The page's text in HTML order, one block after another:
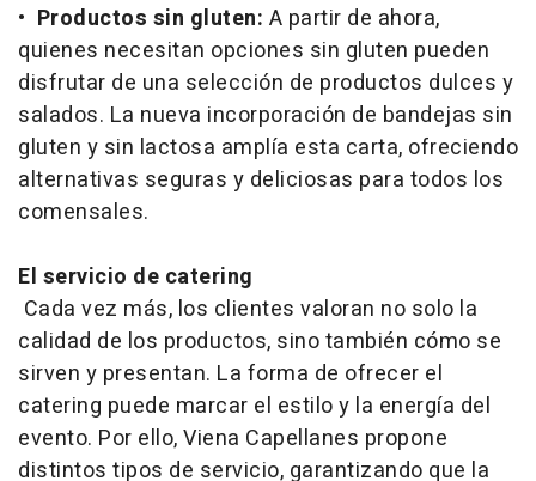
• Productos sin gluten: A partir de ahora,
quienes necesitan opciones sin gluten pueden
disfrutar de una selección de productos dulces y
salados. La nueva incorporación de bandejas sin
gluten y sin lactosa amplía esta carta, ofreciendo
alternativas seguras y deliciosas para todos los
comensales.
El servicio de catering
Cada vez más, los clientes valoran no solo la
calidad de los productos, sino también cómo se
sirven y presentan. La forma de ofrecer el
catering puede marcar el estilo y la energía del
evento. Por ello, Viena Capellanes propone
distintos tipos de servicio, garantizando que la